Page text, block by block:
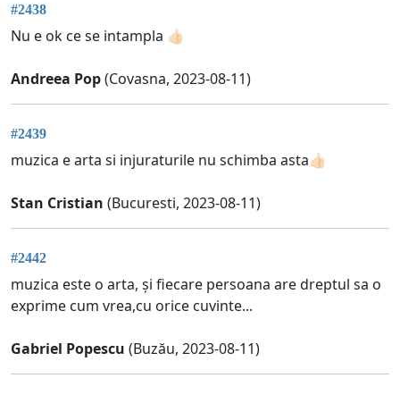
#2438
Nu e ok ce se intampla 👍🏻
Andreea Pop(Covasna, 2023-08-11)
#2439
muzica e arta si injuraturile nu schimba asta👍🏻
Stan Cristian (Bucuresti, 2023-08-11)
#2442
muzica este o arta, și fiecare persoana are dreptul sa o
exprime cum vrea,cu orice cuvinte...
Gabriel Popescu (Buzău, 2023-08-11)